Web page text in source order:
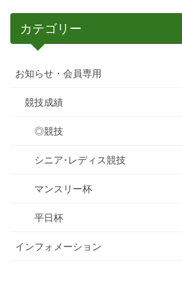
カテゴリー
お知らせ・会員専用
競技成績
◎競技
シニア･レディス競技
マンスリー杯
平日杯
インフォメーション